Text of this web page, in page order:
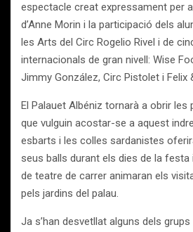
espectacle creat expressament per
d’Anne Morin i la participació dels
les Arts del Circ Rogelio Rivel i de
internacionals de gran nivell: Wise
Jimmy González, Circ Pistolet i Felix
El Palauet Albéniz tornarà a obrir
que vulguin acostar-se a aquest
esbarts i les colles sardanistes
seus balls durant els dies de la
de teatre de carrer animaran els
pels jardins del palau.
Ja s’han desvetllat alguns dels